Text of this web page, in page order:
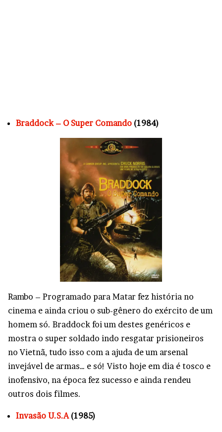
Braddock – O Super Comando (1984)
Rambo – Programado para Matar fez história no
cinema e ainda criou o sub-gênero do exército de um
homem só. Braddock foi um destes genéricos e
mostra o super soldado indo resgatar prisioneiros
no Vietnã, tudo isso com a ajuda de um arsenal
invejável de armas… e só! Visto hoje em dia é tosco e
inofensivo, na época fez sucesso e ainda rendeu
outros dois filmes.
Invasão U.S.A(1985)